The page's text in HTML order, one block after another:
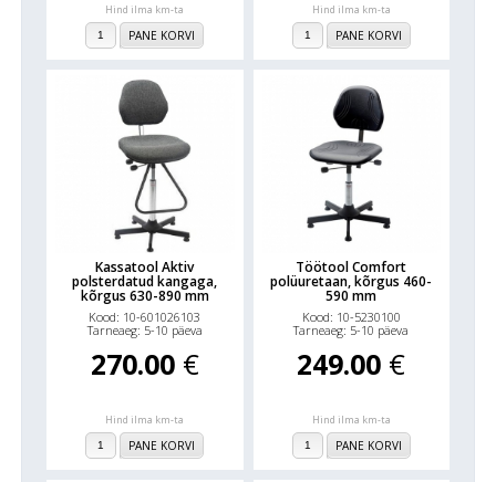
Hind ilma km-ta
PANE KORVI
Hind ilma km-ta
PANE KORVI
Kassatool Aktiv
polsterdatud kangaga,
kõrgus 630-890 mm
Kood: 10-601026103
Tarneaeg: 5-10 päeva
270.00 €
Hind ilma km-ta
PANE KORVI
Töötool Comfort
polüuretaan, kõrgus 460-
590 mm
Kood: 10-5230100
Tarneaeg: 5-10 päeva
249.00 €
Hind ilma km-ta
PANE KORVI